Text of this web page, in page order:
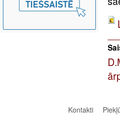
Kontakti